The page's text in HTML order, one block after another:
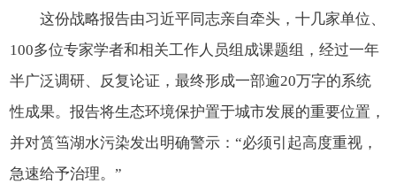
这份战略报告由习近平同志亲自牵头，十几家单位、
100多位专家学者和相关工作人员组成课题组，经过一年
半广泛调研、反复论证，最终形成一部逾20万字的系统
性成果。报告将生态环境保护置于城市发展的重要位置，
并对筼筜湖水污染发出明确警示：“必须引起高度重视，
急速给予治理。”